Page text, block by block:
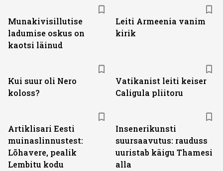
Munakivisillutise
ladumise oskus on
kaotsi läinud
Leiti Armeenia vanim
kirik
Kui suur oli Nero
koloss?
Vatikanist leiti keiser
Caligula pliitoru
Artiklisari Eesti
muinaslinnustest:
Lõhavere, pealik
Lembitu kodu
Insenerikunsti
suursaavutus: rauduss
uuristab käigu Thamesi
alla